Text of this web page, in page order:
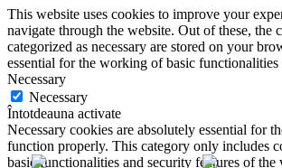
This website uses cookies to improve your
navigate through the website. Out of these, the
categorized as necessary are stored on your
essential for the working of basic functionalities
Necessary
Necessary
Întotdeauna activate
Necessary cookies are absolutely essential for
function properly. This category only includes
basic functionalities and security features of the